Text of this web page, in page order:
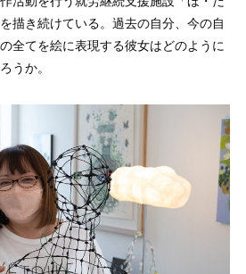
描き続けている。過去の自分、今の自
全てを絵に表現する彼女はどのように
うか。